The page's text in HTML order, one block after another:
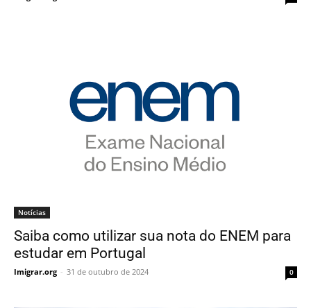
Notícias
Saiba como utilizar sua nota do ENEM para
estudar em Portugal
Imigrar.org - 31 de outubro de 2024 0